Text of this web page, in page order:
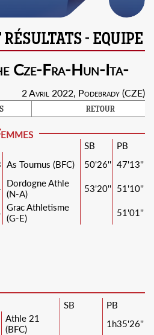
Cze-Fra-Hun-Ita-
2 Avril 2022, Podebrady (CZE)
RETOUR
SB
PB
As Tournus (BFC) 50'26'' 47'13''
Dordogne Athle
(N-A)
53'20'' 51'10''
Grac Athletisme
(G-E)
51'01''
SB
PB
Athle 21
(BFC)
1h35'26''